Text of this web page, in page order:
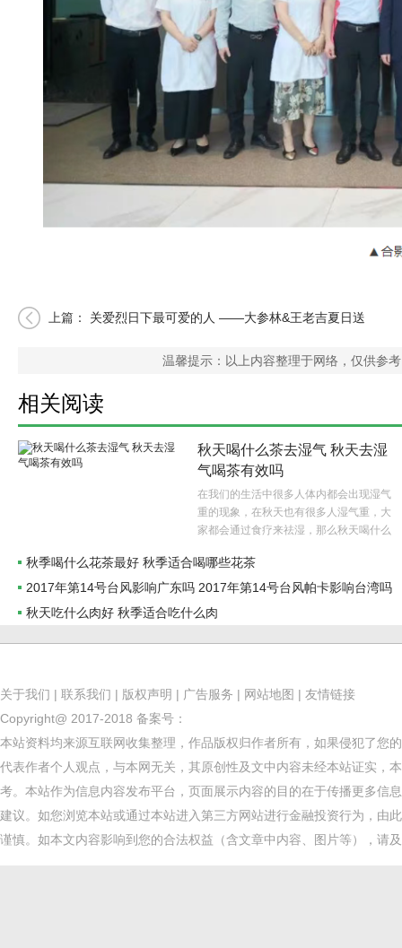
上篇： 关爱烈日下最可爱的人 ——大参林&王老吉夏日送
温馨提示：以上内容整理于网络，仅供参
相关阅读
秋天喝什么茶去湿气 秋天去湿
气喝茶有效吗
在我们的生活中很多人体内都会出现湿气
重的现象，在秋天也有很多人湿气重，大
家都会通过食疗来祛湿，那么秋天喝什么
秋季喝什么花茶最好 秋季适合喝哪些花茶
2017年第14号台风影响广东吗 2017年第14号台风帕卡影响台湾吗
秋天吃什么肉好 秋季适合吃什么肉
关于我们 | 联系我们 | 版权声明 | 广告服务 | 网站地图 | 友情链接
Copyright@ 2017-2018 备案号：
本站资料均来源互联网收集整理，作品版权归作者所有，如果侵犯了您
代表作者个人观点，与本网无关，其原创性及文中内容未经本站证实，
考。本站作为信息内容发布平台，页面展示内容的目的在于传播更多信
建议。如您浏览本站或通过本站进入第三方网站进行金融投资行为，由
谨慎。如本文内容影响到您的合法权益（含文章中内容、图片等），请